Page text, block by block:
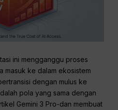
ini mengganggu proses
masuk ke dalam ekosistem
dengan mulus ke
pola yang sama dengan
Gemini 3 Pro-dan membuat